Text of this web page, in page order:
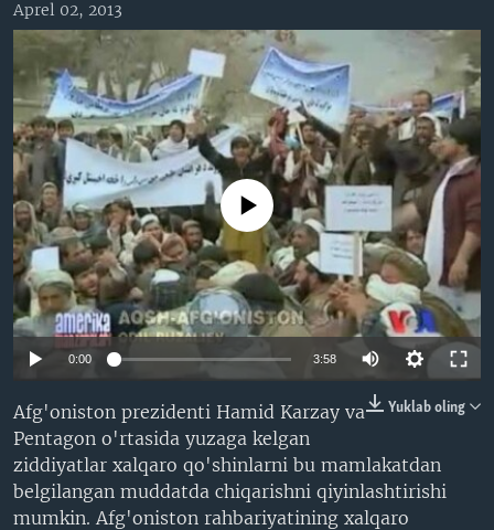
MULTIMEDIA
AMERIKA MANZARALARI
XALQARO HAYOT
VASHINGTON CHOYXONASI
MOBIL-SALOM!
VIDEO
XABARLAR SURATLARDA
IJTIMOIY TARMOQLAR
FACEBOOK
YOUTUBE
INSTAGRAM
ODNOKLASSNIKI
TELEGRAM
TWITTER
SOUNDCLOUD
INGLIZ TILI DARSLARI
EDITORIAL
Learning English
VOA
Aprel 02, 2013
No media source currently available
0:00 3:58
Yuklab oling
Afg'oniston prezidenti Hamid Karzay va
Pentagon o'rtasida yuzaga kelgan
ziddiyatlar xalqaro qo'shinlarni bu mamlakatdan
belgilangan muddatda chiqarishni qiyinlashtirishi
mumkin. Afg'oniston rahbariyatining xalqaro